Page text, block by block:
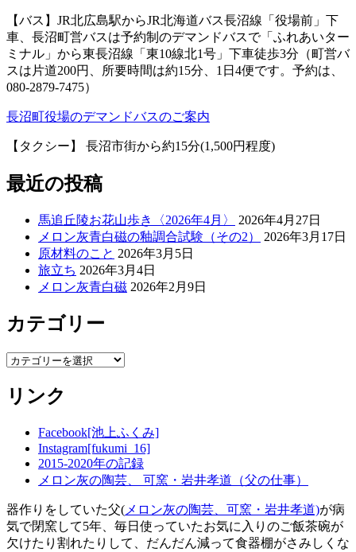
【バス】JR北広島駅からJR北海道バス長沼線「役場前」下
車、長沼町営バスは予約制のデマンドバスで「ふれあいター
ミナル」から東長沼線「東10線北1号」下車徒歩3分（町営バ
スは片道200円、所要時間は約15分、1日4便です。予約は、
080-2879-7475）
長沼町役場のデマンドバスのご案内
【タクシー】 長沼市街から約15分(1,500円程度)
最近の投稿
馬追丘陵お花山歩き〈2026年4月〉
2026年4月27日
メロン灰青白磁の釉調合試験（その2）
2026年3月17日
原材料のこと 2026年3月5日
旅立ち 2026年3月4日
メロン灰青白磁 2026年2月9日
カテゴリー
カ
ゴ
リ
リンク
Facebook[池上ふくみ]
Instagram[fukumi_16]
2015-2020年の記録
メロン灰の陶芸、 可窯・岩井孝道（父の仕事）
器作りをしていた父( メロン灰の陶芸、可窯・岩井孝道)が病
気で閉窯して5年、毎日使っていたお気に入りのご飯茶碗が
欠けたり割れたりして、だんだん減って食器棚がさみしくな